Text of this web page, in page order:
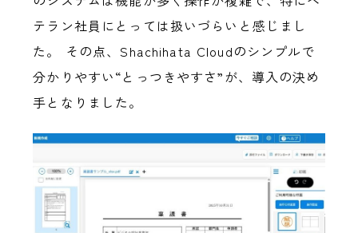
テラン社員にとっては扱いづらいと感じまし
た。 その点、Shachihata Cloudのシンプルで
分かりやすい“とっつきやすさ”が、導入の決め
手となりました。